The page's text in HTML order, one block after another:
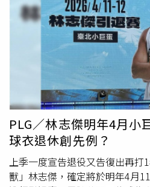
臉，已多次缺席家族聚會。這
限時動態上曝光。畫面中，母女
情，維多莉亞轉發這張照片並
哈珀帳號的標註，使她的社群帳
哈珀的個人頭像則是1張黑白照
側，神情自然。身為貝克漢家中
感情極為親密。大衛多次在社群
（pretty lady）。隨著她步入青
階段。大衛日前也在個人帳號分
片，只見沙拉中央用紅椒切成了
中寫道：「今天幫哈珀準備了這
顆愛心太尷尬，畢竟她現在14歲
PLG／林志傑明年4月
球衣退休創先例？
上季一度宣告退役又告復出再
獸」林志傑，確定將於明年4月